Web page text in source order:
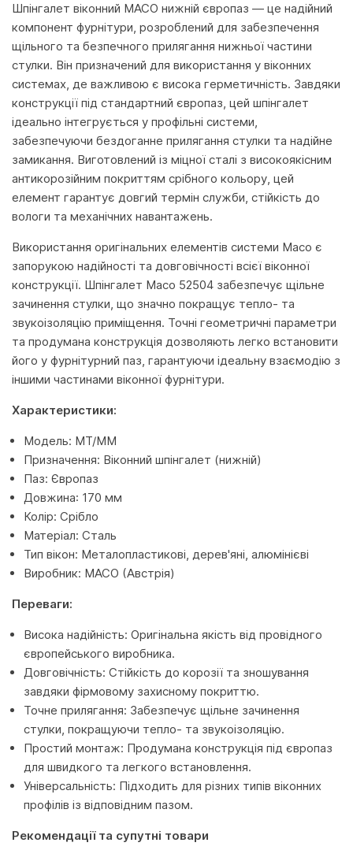
Шпінгалет віконний MACO нижній європаз — це надійний
компонент фурнітури, розроблений для забезпечення
щільного та безпечного прилягання нижньої частини
стулки. Він призначений для використання у віконних
системах, де важливою є висока герметичність. Завдяки
конструкції під стандартний європаз, цей шпінгалет
ідеально інтегрується у профільні системи,
забезпечуючи бездоганне прилягання стулки та надійне
замикання. Виготовлений із міцної сталі з високоякісним
антикорозійним покриттям срібного кольору, цей
елемент гарантує довгий термін служби, стійкість до
вологи та механічних навантажень.
Використання оригінальних елементів системи Maco є
запорукою надійності та довговічності всієї віконної
конструкції. Шпінгалет Maco 52504 забезпечує щільне
зачинення стулки, що значно покращує тепло- та
звукоізоляцію приміщення. Точні геометричні параметри
та продумана конструкція дозволяють легко встановити
його у фурнітурний паз, гарантуючи ідеальну взаємодію з
іншими частинами віконної фурнітури.
Характеристики:
Модель: MT/MM
Призначення: Віконний шпінгалет (нижній)
Паз: Європаз
Довжина: 170 мм
Колір: Срібло
Матеріал: Сталь
Тип вікон: Металопластикові, дерев'яні, алюмінієві
Виробник: MACO (Австрія)
Переваги:
Висока надійність: Оригінальна якість від провідного
європейського виробника.
Довговічність: Стійкість до корозії та зношування
завдяки фірмовому захисному покриттю.
Точне прилягання: Забезпечує щільне зачинення
стулки, покращуючи тепло- та звукоізоляцію.
Простий монтаж: Продумана конструкція під європаз
для швидкого та легкого встановлення.
Універсальність: Підходить для різних типів віконних
профілів із відповідним пазом.
Рекомендації та супутні товари